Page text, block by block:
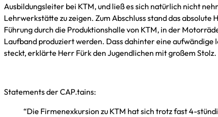
Ausbildungsleiter bei KTM, und ließ es sich natürlich nicht
Lehrwerkstätte zu zeigen. Zum Abschluss stand das absolute
Führung durch die Produktionshalle von KTM, in der
Laufband produziert werden. Dass dahinter eine
steckt, erklärte Herr Fürk den Jugendlichen mit großem Stolz.
Statements der CAP.tains:
“Die Firmenexkursion zu KTM hat sich trotz fast 4-